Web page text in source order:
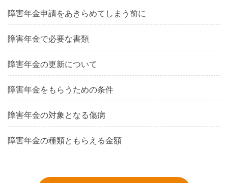
障害年金申請をあきらめてしまう前に
障害年金で必要な書類
障害年金の更新について
障害年金をもらうための条件
障害年金の対象となる傷病
障害年金の種類ともらえる金額